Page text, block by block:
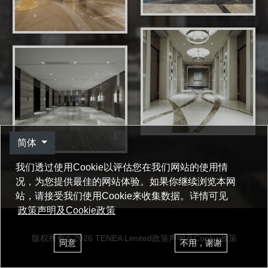
简体
我们透过使用Cookie以评估您在我们网站的使用情
况，为您提供最佳的网站体验。如果你继续浏览本网
站，请接受我们使用Cookie来收集数据。详情可见
政策声明及Cookie政策
同意 不用，谢谢
版权所有© 2026 TENEA Limited政策声明及Cookie政策